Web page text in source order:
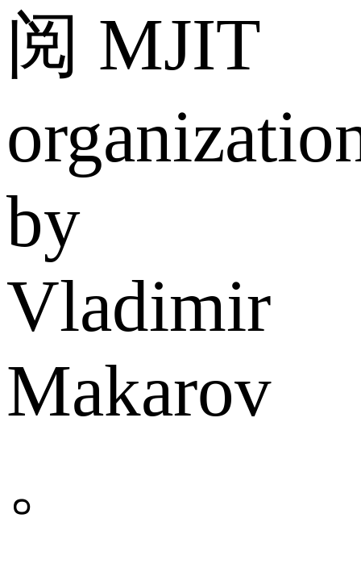
阅 MJIT
by
Vladimir
Makarov
。